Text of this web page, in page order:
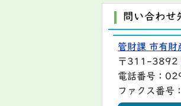
問い合わせ
管財課 市有財
〒311-3892
電話番号：
ファクス番